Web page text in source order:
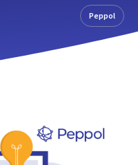
Peppol